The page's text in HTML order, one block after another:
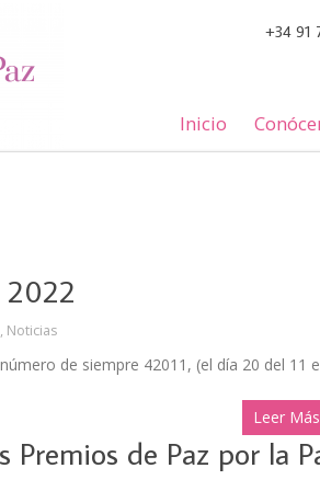
+34 91
Inicio
2022
, Noticias
de siempre 42011, (el día 20 del 11
Leer
de Paz por la